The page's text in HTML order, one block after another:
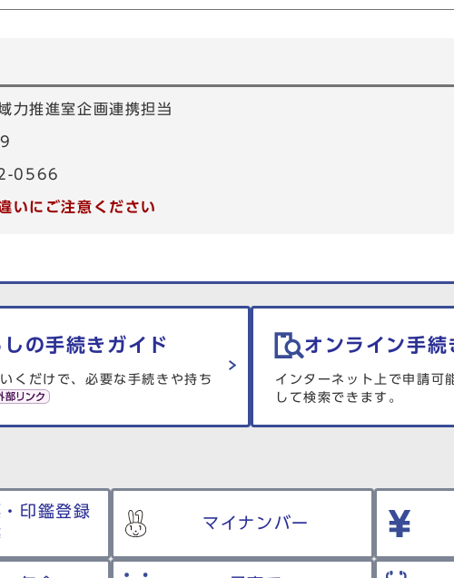
力推進室企画連携担当
0566
いにご注意ください
しの手続きガイド
くだけで、必要な手続きや持ち
オンライン手続
インターネット上で申請可
して検索できます。
印鑑登録
マイナンバー